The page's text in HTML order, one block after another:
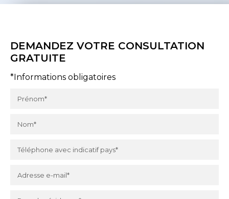
DEMANDEZ VOTRE CONSULTATION
GRATUITE
*Informations obligatoires